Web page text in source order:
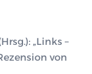
„Links –
von